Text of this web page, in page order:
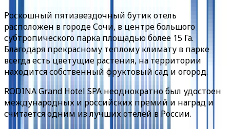
Роскошный пятизвездочный бутик отель
расположен в городе Сочи, в центре большого
субтропического парка площадью более 15 Га.
Благодаря прекрасному теплому климату в парке
всегда есть цветущие растения, на территории
находится собственный фруктовый сад и огород.
RODINA Grand Hotel SPA неоднократно был удостоен
международных и российских премий и наград и
считается одним из лучших отелей в России.